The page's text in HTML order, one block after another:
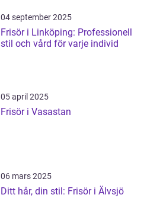
04 september 2025
Frisör i Linköping: Professionell
stil och vård för varje individ
05 april 2025
Frisör i Vasastan
06 mars 2025
Ditt hår, din stil: Frisör i Älvsjö